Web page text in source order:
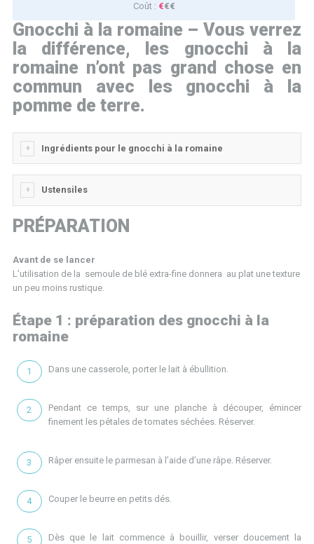
Coût : €€€
Gnocchi à la romaine – Vous verrez
la différence, les gnocchi à la
romaine n’ont pas grand chose en
commun avec les gnocchi à la
pomme de terre.
Ingrédients pour le gnocchi à la romaine
Ustensiles
PRÉPARATION
Avant de se lancer
L’utilisation de la semoule de blé extra-fine donnera au plat une texture
un peu moins rustique.
Étape 1 : préparation des gnocchi à la
romaine
Dans une casserole, porter le lait à ébullition.
Pendant ce temps, sur une planche à découper, émincer
finement les pétales de tomates séchées. Réserver.
Râper ensuite le parmesan à l’aide d’une râpe. Réserver.
Couper le beurre en petits dés.
Dès que le lait commence à bouillir, verser doucement la